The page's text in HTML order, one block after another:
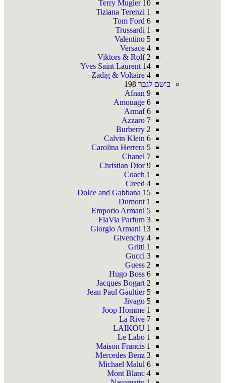
Terry Mugler 10
Tiziana Terenzi 1
Tom Ford 6
Trussardi 1
Valentino 5
Versace 4
Viktors & Rolf 2
Yves Saint Laurent 14
Zadig & Voltaire 4
בושם לגבר 198
Afnan 9
Amouage 6
Armaf 6
Azzaro 7
Burberry 2
Calvin Klein 6
Carolina Herrera 5
Chanel 7
Christian Dior 9
Coach 1
Creed 4
Dolce and Gabbana 15
Dumont 1
Emporio Armani 5
FlaVia Parfum 3
Giorgio Armani 13
Givenchy 4
Gritti 1
Gucci 3
Guess 2
Hugo Boss 6
Jacques Bogart 2
Jean Paul Gaultier 5
Jivago 5
Joop Homme 1
La Rive 7
LAIKOU 1
Le Labo 1
Maison Francis 1
Mercedes Benz 3
Michael Malul 6
Mont Blanc 4